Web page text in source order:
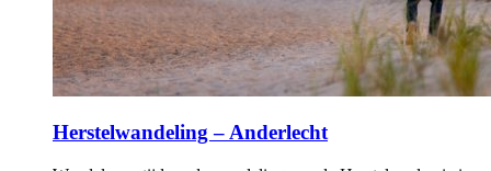
Herstelwandeling – Anderlecht